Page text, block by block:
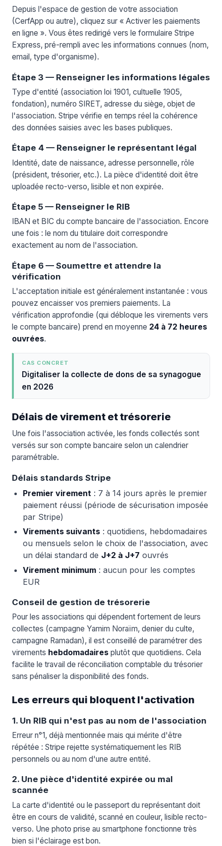
Depuis l'espace de gestion de votre association
(CerfApp ou autre), cliquez sur « Activer les paiements
en ligne ». Vous êtes redirigé vers le formulaire Stripe
Express, pré-rempli avec les informations connues (nom,
email, type d'organisme).
Étape 3 — Renseigner les informations légales
Type d'entité (association loi 1901, cultuelle 1905,
fondation), numéro SIRET, adresse du siège, objet de
l'association. Stripe vérifie en temps réel la cohérence
des données saisies avec les bases publiques.
Étape 4 — Renseigner le représentant légal
Identité, date de naissance, adresse personnelle, rôle
(président, trésorier, etc.). La pièce d'identité doit être
uploadée recto-verso, lisible et non expirée.
Étape 5 — Renseigner le RIB
IBAN et BIC du compte bancaire de l'association. Encore
une fois : le nom du titulaire doit correspondre
exactement au nom de l'association.
Étape 6 — Soumettre et attendre la
vérification
L'acceptation initiale est généralement instantanée : vous
pouvez encaisser vos premiers paiements. La
vérification approfondie (qui débloque les virements vers
le compte bancaire) prend en moyenne 24 à 72 heures
ouvrées.
CAS CONCRET
Digitaliser la collecte de dons de sa synagogue
en 2026
Délais de virement et trésorerie
Une fois l'association activée, les fonds collectés sont
versés sur son compte bancaire selon un calendrier
paramétrable.
Délais standards Stripe
Premier virement : 7 à 14 jours après le premier
paiement réussi (période de sécurisation imposée
par Stripe)
Virements suivants : quotidiens, hebdomadaires
ou mensuels selon le choix de l'association, avec
un délai standard de J+2 à J+7 ouvrés
Virement minimum : aucun pour les comptes
EUR
Conseil de gestion de trésorerie
Pour les associations qui dépendent fortement de leurs
collectes (campagne Yamim Noraïm, denier du culte,
campagne Ramadan), il est conseillé de paramétrer des
virements hebdomadaires plutôt que quotidiens. Cela
facilite le travail de réconciliation comptable du trésorier
sans pénaliser la disponibilité des fonds.
Les erreurs qui bloquent l'activation
1. Un RIB qui n'est pas au nom de l'association
Erreur n°1, déjà mentionnée mais qui mérite d'être
répétée : Stripe rejette systématiquement les RIB
personnels ou au nom d'une autre entité.
2. Une pièce d'identité expirée ou mal
scannée
La carte d'identité ou le passeport du représentant doit
être en cours de validité, scanné en couleur, lisible recto-
verso. Une photo prise au smartphone fonctionne très
bien si l'éclairage est bon.